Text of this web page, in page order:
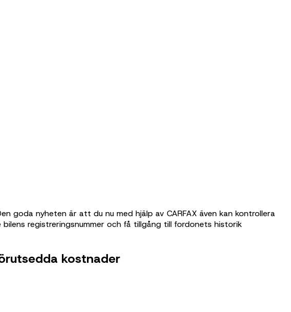
nyheten är att du nu med hjälp av CARFAX även kan kontrollera
registreringsnummer och få tillgång till fordonets historik
kostnader